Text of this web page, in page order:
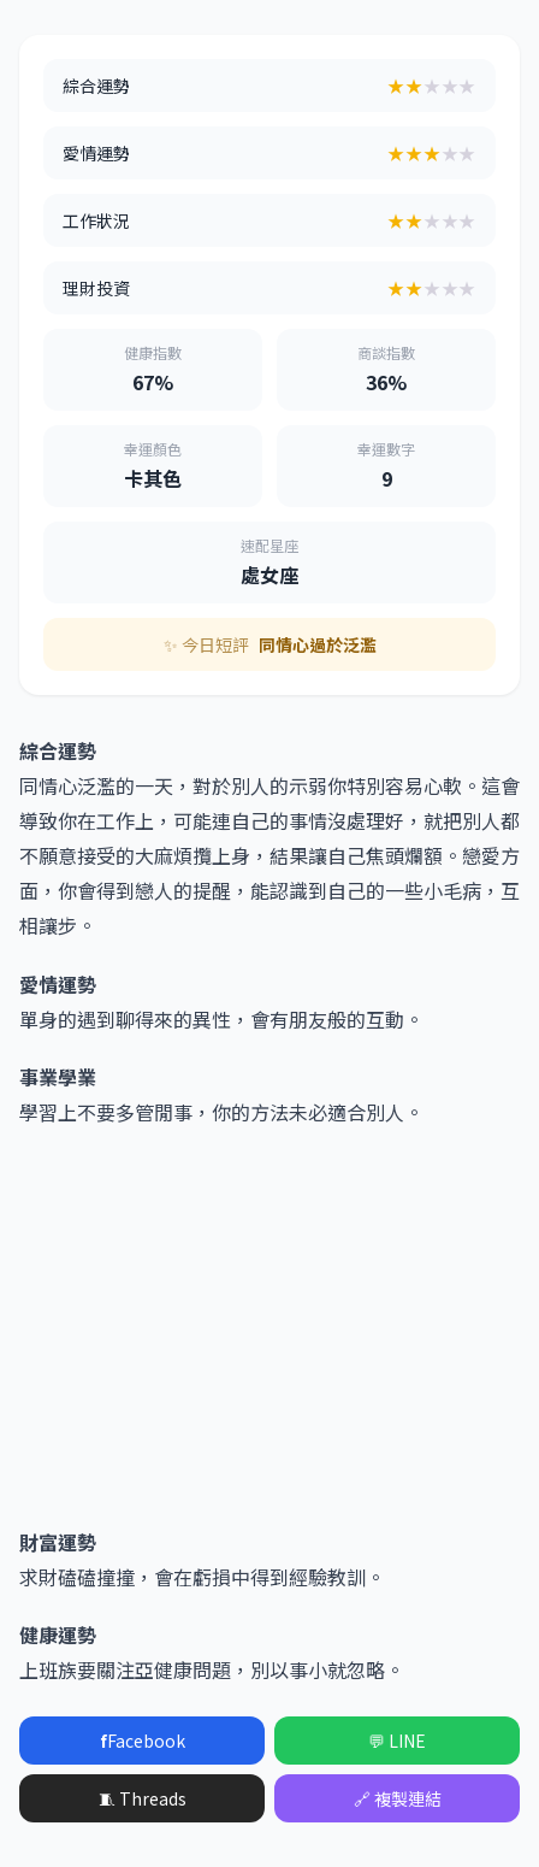
綜合運勢 ★★★★★
愛情運勢 ★★★★★
工作狀況 ★★★★★
理財投資 ★★★★★
健康指數
67%
商談指數
36%
幸運顏色
卡其色
幸運數字
9
速配星座
處女座
✨ 今日短評 同情心過於泛濫
綜合運勢
同情心泛濫的一天，對於別人的示弱你特別容易心軟。這會
導致你在工作上，可能連自己的事情沒處理好，就把別人都
不願意接受的大麻煩攬上身，結果讓自己焦頭爛額。戀愛方
面，你會得到戀人的提醒，能認識到自己的一些小毛病，互
相讓步。
愛情運勢
單身的遇到聊得來的異性，會有朋友般的互動。
事業學業
學習上不要多管閒事，你的方法未必適合別人。
財富運勢
求財磕磕撞撞，會在虧損中得到經驗教訓。
健康運勢
上班族要關注亞健康問題，別以事小就忽略。
fFacebook 💬 LINE
🧵 Threads 🔗 複製連結